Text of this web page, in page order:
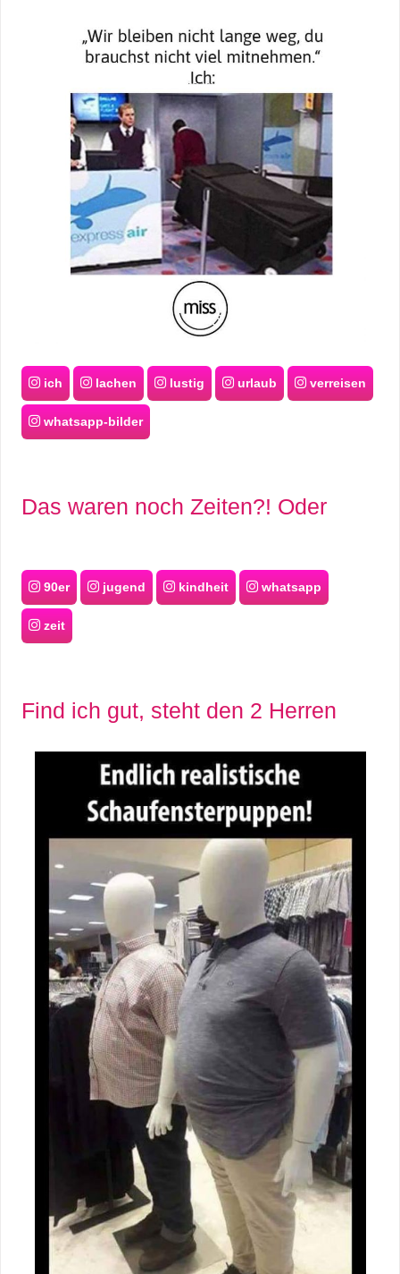
ich lachen lustig urlaub verreisen
whatsapp-bilder
Das waren noch Zeiten?! Oder
90er jugend kindheit whatsapp
zeit
Find ich gut, steht den 2 Herren